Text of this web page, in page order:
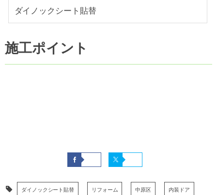
ダイノックシート貼替
施工ポイント
ダイノックシート貼替 リフォーム 中原区 内装ドア